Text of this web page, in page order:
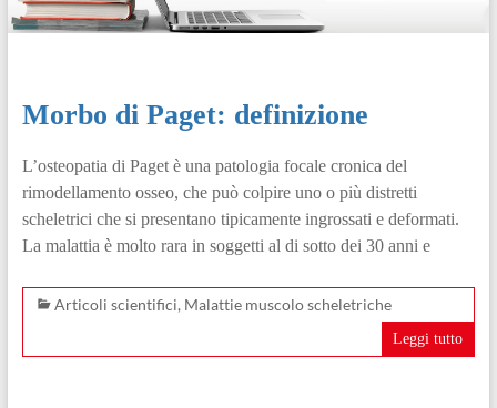
Morbo di Paget: definizione
L’osteopatia di Paget è una patologia focale cronica del
rimodellamento osseo, che può colpire uno o più distretti
scheletrici che si presentano tipicamente ingrossati e deformati.
La malattia è molto rara in soggetti al di sotto dei 30 anni e
Articoli scientifici, Malattie muscolo scheletriche
Leggi tutto